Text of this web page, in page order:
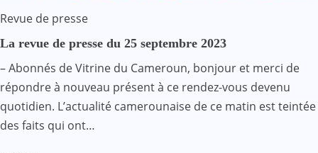
Revue de presse
La revue de presse du 25 septembre 2023
– Abonnés de Vitrine du Cameroun, bonjour et merci de
répondre à nouveau présent à ce rendez-vous devenu
quotidien. L’actualité camerounaise de ce matin est teintée
des faits qui ont…